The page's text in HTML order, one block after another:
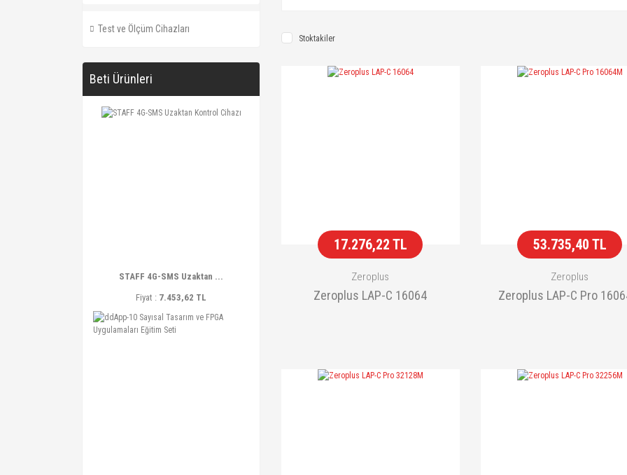
Test ve Ölçüm Cihazları
Beti Ürünleri
STAFF 4G-SMS Uzaktan ...
Fiyat : 7.453,62 TL
Stoktakiler
17.276,22 TL
Zeroplus
Zeroplus LAP-C 16064
53.735,40 TL
Zeroplus
Zeroplus LAP-C Pro